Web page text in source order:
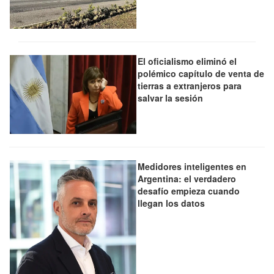
El oficialismo eliminó el
polémico capítulo de venta de
tierras a extranjeros para
salvar la sesión
Medidores inteligentes en
Argentina: el verdadero
desafío empieza cuando
llegan los datos